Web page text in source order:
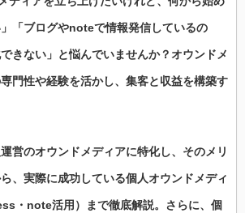
「ブログやnoteで情報発信しているの
できない」と悩んでいませんか？オウンドメ
専門性や経験を活かし、 集客と収益を構築す
営のオウンドメディアに特化し、そのメリ
、実際に成功している個人オウンドメディ
・ note活用）まで徹底解説。さらに、 個